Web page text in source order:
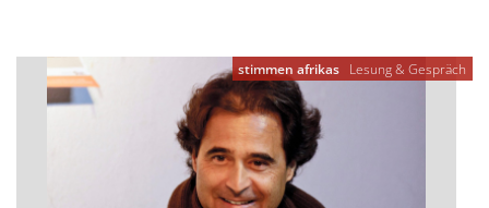
stimmen afrikas Lesung & Gespräch